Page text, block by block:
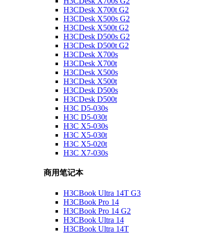
H3CDesk X700t G2
H3CDesk X500s G2
H3CDesk X500t G2
H3CDesk D500s G2
H3CDesk D500t G2
H3CDesk X700s
H3CDesk X700t
H3CDesk X500s
H3CDesk X500t
H3CDesk D500s
H3CDesk D500t
H3C D5-030s
H3C D5-030t
H3C X5-030s
H3C X5-030t
H3C X5-020t
H3C X7-030s
商用笔记本
H3CBook Ultra 14T G3
H3CBook Pro 14
H3CBook Pro 14 G2
H3CBook Ultra 14
H3CBook Ultra 14T